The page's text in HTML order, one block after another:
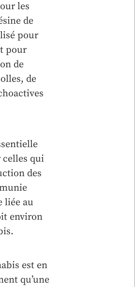
les
de
pour
pour
de
de
celles qui
des
liée au
environ
est en
qu’une